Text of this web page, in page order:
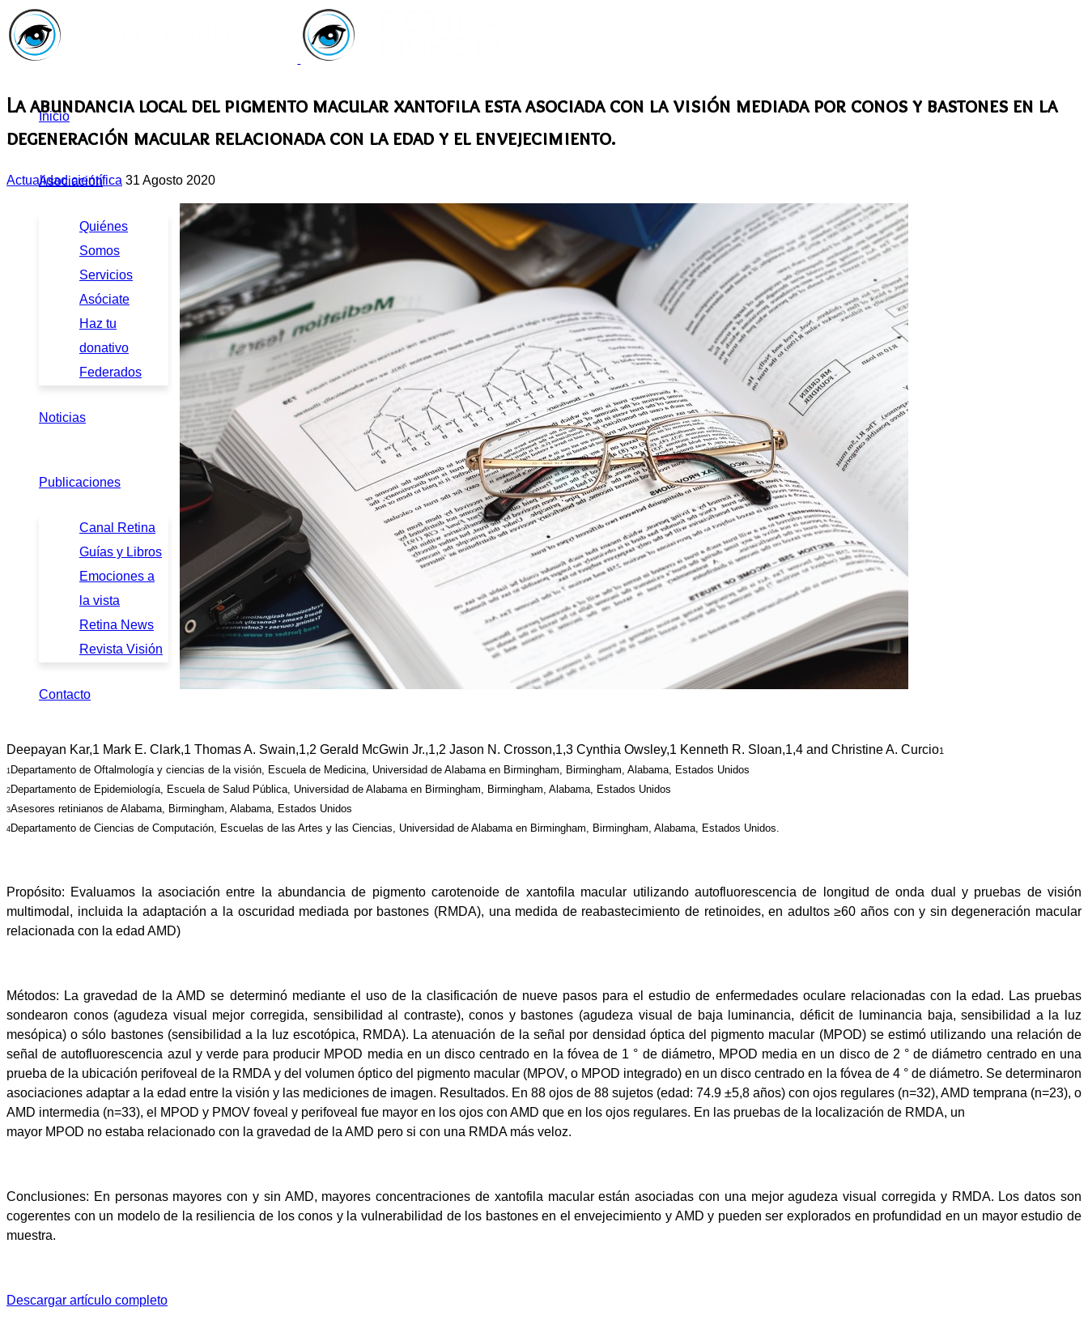
Inicio
Asociación
Quiénes
Somos
Servicios
Asóciate
Haz tu
donativo
Federados
Noticias
Publicaciones
Canal Retina
Guías y Libros
Emociones a
la vista
Retina News
Revista Visión
Contacto
La abundancia local del pigmento macular xantofila esta asociada con la visión mediada por conos y bastones en la
degeneración macular relacionada con la edad y el envejecimiento.
Actualidad científica 31 Agosto 2020
Deepayan Kar,1 Mark E. Clark,1 Thomas A. Swain,1,2 Gerald McGwin Jr.,1,2 Jason N. Crosson,1,3 Cynthia Owsley,1 Kenneth R. Sloan,1,4 and Christine A. Curcio1
1 Departamento de Oftalmología y ciencias de la visión, Escuela de Medicina, Universidad de Alabama en Birmingham, Birmingham, Alabama, Estados Unidos
2 Departamento de Epidemiología, Escuela de Salud Pública, Universidad de Alabama en Birmingham, Birmingham, Alabama, Estados Unidos
3Asesores retinianos de Alabama, Birmingham, Alabama, Estados Unidos
4 Departamento de Ciencias de Computación, Escuelas de las Artes y las Ciencias, Universidad de Alabama en Birmingham, Birmingham, Alabama, Estados Unidos.
Propósito: Evaluamos la asociación entre la abundancia de pigmento carotenoide de xantofila macular utilizando autofluorescencia de longitud de onda dual y pruebas de visión
multimodal, incluida la adaptación a la oscuridad mediada por bastones (RMDA), una medida de reabastecimiento de retinoides, en adultos ≥60 años con y sin degeneración macular
relacionada con la edad AMD)
Métodos: La gravedad de la AMD se determinó mediante el uso de la clasificación de nueve pasos para el estudio de enfermedades oculare relacionadas con la edad. Las pruebas
sondearon conos (agudeza visual mejor corregida, sensibilidad al contraste), conos y bastones (agudeza visual de baja luminancia, déficit de luminancia baja, sensibilidad a la luz
mesópica) o sólo bastones (sensibilidad a la luz escotópica, RMDA). La atenuación de la señal por densidad óptica del pigmento macular (MPOD) se estimó utilizando una relación de
señal de autofluorescencia azul y verde para producir MPOD media en un disco centrado en la fóvea de 1 ° de diámetro, MPOD media en un disco de 2 ° de diámetro centrado en una
prueba de la ubicación perifoveal de la RMDA y del volumen óptico del pigmento macular (MPOV, o MPOD integrado) en un disco centrado en la fóvea de 4 ° de diámetro. Se determinaron
asociaciones adaptar a la edad entre la visión y las mediciones de imagen. Resultados. En 88 ojos de 88 sujetos (edad: 74.9 ±5,8 años) con ojos regulares (n=32), AMD temprana (n=23), o
AMD intermedia (n=33), el MPOD y PMOV foveal y perifoveal fue mayor en los ojos con AMD que en los ojos regulares. En las pruebas de la localización de RMDA, un
mayor MPOD no estaba relacionado con la gravedad de la AMD pero si con una RMDA más veloz.
Conclusiones: En personas mayores con y sin AMD, mayores concentraciones de xantofila macular están asociadas con una mejor agudeza visual corregida y RMDA. Los datos son
cogerentes con un modelo de la resiliencia de los conos y la vulnerabilidad de los bastones en el envejecimiento y AMD y pueden ser explorados en profundidad en un mayor estudio de
muestra.
Descargar artículo completo